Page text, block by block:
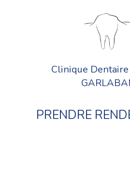
Clinique Dentaire
PRENDRE